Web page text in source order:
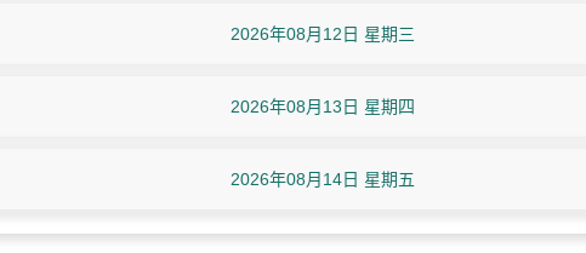
2026年08月12日 星期三
2026年08月13日 星期四
2026年08月14日 星期五